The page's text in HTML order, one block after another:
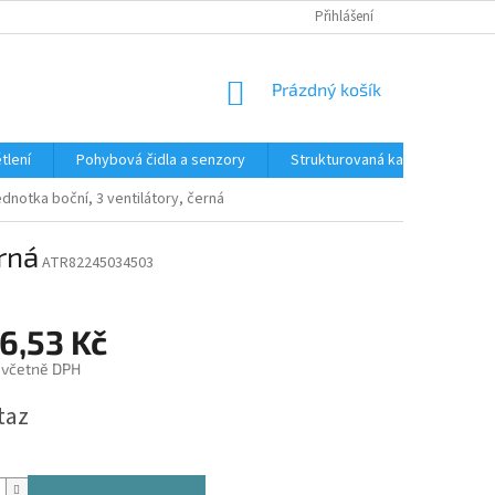
Přihlášení
NÁKUPNÍ
Prázdný košík
Pohybová čidla a senzory Strukturovaná kabeláž
boční, 3 ventilátory, černá
ATR82245034503
Kč
DPH